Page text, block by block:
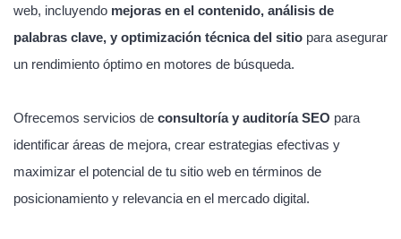
web, incluyendo mejoras en el contenido, análisis de
palabras clave, y optimización técnica del sitio para asegurar
un rendimiento óptimo en motores de búsqueda.
Ofrecemos servicios de consultoría y auditoría SEO para
identificar áreas de mejora, crear estrategias efectivas y
maximizar el potencial de tu sitio web en términos de
posicionamiento y relevancia en el mercado digital.